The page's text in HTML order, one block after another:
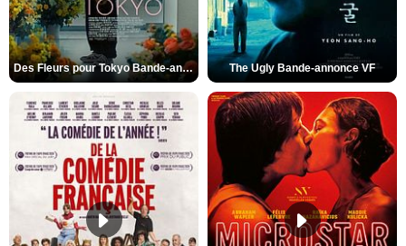
Des Fleurs pour Tokyo Bande-annonce VO STFR The Ugly Bande-annonce VF